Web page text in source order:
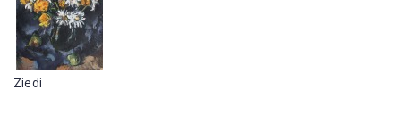
Ziedi